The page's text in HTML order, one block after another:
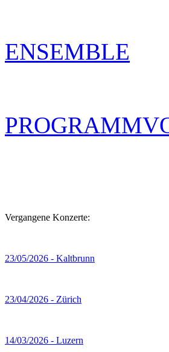
ENSEMBLE
Vergangene Konzerte:
23/05/2026 - Kaltbrunn
23/04/2026 - Zürich
14/03/2026 - Luzern